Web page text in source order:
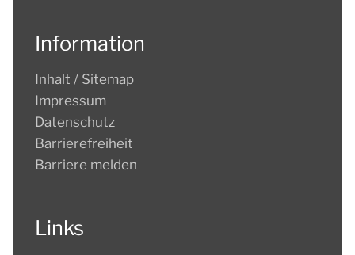
Information
Inhalt / Sitemap
Impressum
Datenschutz
Barrierefreiheit
Barriere melden
Links